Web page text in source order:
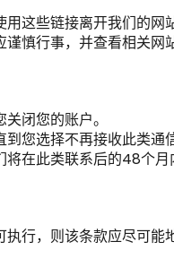
这些链接离开我们的
慎行事，并查看相关网
闭您的账户。
您选择不再接收此类通
在此类联系后的48个
行，则该条款应尽可能